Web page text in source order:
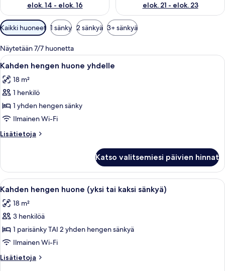
elok. 14 - elok. 16
elok. 21 - elok. 23
Huoneille
saatavilla
olevia
suodattimia
Kaikki huoneet 1 sänky 2 sänkyä 3+ sänkyä
Näytetään 7/7 huonetta
Avaa
kaikki
huonetyypin
Kahden
hengen
huone
yhdelle
kuvat
Hotellihuone, jossa on suuri sänky,
9
Kahden hengen huone yhdelle
18 m²
1 henkilö
1 yhden hengen sänky
Ilmainen Wi-Fi
Lisätietoja
Lisätietoja
huone
yhdelle
Katso valitsemiesi päivien hinnat
Avaa
kaikki
huonetyypin
Kahden
hengen
huone
(yksi
tai
Hotellihuone, jossa on sänky,
9
Kahden hengen huone (yksi tai kaksi sänkyä)
18 m²
3 henkilöä
1 parisänky TAI 2 yhden hengen sänkyä
Ilmainen Wi-Fi
Lisätietoja
Lisätietoja